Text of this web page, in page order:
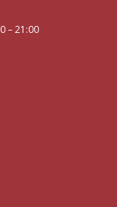
– 21:00